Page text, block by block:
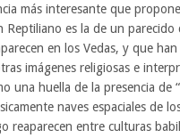
más interesante que
Reptiliano es la de un parecido
en los Vedas, y que han
imágenes religiosas e
una huella de la presencia de
naves espaciales de
reaparecen entre culturas